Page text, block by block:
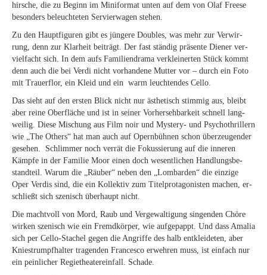
hir­sche, die zu Be­ginn im Mi­ni­for­mat un­ten auf dem von Olaf Free­se
be­son­ders be­leuch­te­ten Ser­vier­wa­gen stehen.
Zu den Haupt­fi­gu­ren gibt es jün­ge­re Dou­bles, was mehr zur Ver­wir­
rung, denn zur Klar­heit bei­trägt. Der fast stän­dig prä­sen­te Die­ner ver­
viel­facht sich. In dem aufs Fa­mi­li­en­dra­ma ver­klei­ner­ten Stück kommt
denn auch die bei Ver­di nicht vor­han­de­ne Mut­ter vor – durch ein Foto
mit Trau­er­flor, ein Kleid und ein warm leuch­ten­des Cello.
Das sieht auf den ers­ten Blick nicht nur äs­the­tisch stim­mig aus, bleibt
aber rei­ne Ober­flä­che und ist in sei­ner Vor­her­seh­bar­keit schnell lang­
wei­lig. Die­se Mi­schung aus Film noir und Mys­tery- und Psy­cho­thril­lern
wie „The Others“ hat man auch auf Opern­büh­nen schon über­zeu­gen­der
ge­se­hen. Schlim­mer noch ver­rät die Fo­kus­sie­rung auf die in­ne­ren
Kämp­fe in der Fa­mi­lie Moor ei­nen doch we­sent­li­chen Hand­lungs­be­
stand­teil. War­um die „Räu­ber“ ne­ben den „Lom­bar­den“ die ein­zi­ge
Oper Ver­dis sind, die ein Kol­lek­tiv zum Ti­tel­prot­ago­nis­ten ma­chen, er­
schließt sich sze­nisch über­haupt nicht.
Die macht­voll von Mord, Raub und Ver­ge­wal­ti­gung sin­gen­den Chö­re
wir­ken sze­nisch wie ein Fremd­kör­per, wie auf­ge­pappt. Und dass Ama­lia
sich per Cel­lo-Sta­chel ge­gen die An­grif­fe des halb ent­klei­de­ten, aber
Knie­strumpf­hal­ter tra­gen­den Fran­ces­co er­weh­ren muss, ist ein­fach nur
ein pein­li­cher Re­gie­thea­ter­ein­fall. Schade.